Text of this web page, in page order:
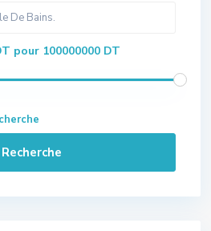
pour 100000000 DT
Recherche